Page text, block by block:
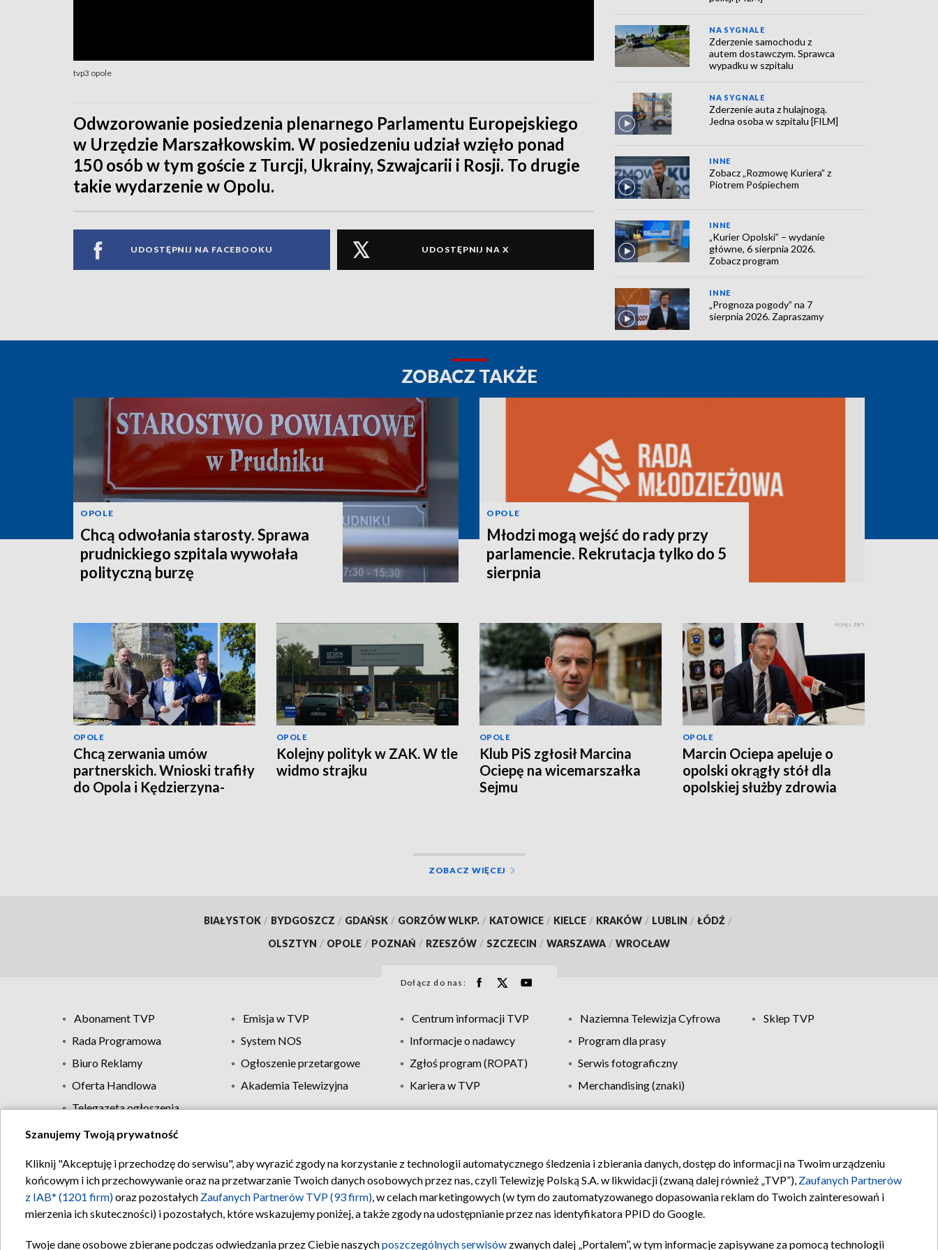
tvp3 opole
Odwzorowanie posiedzenia plenarnego Parlamentu Europejskiego
w Urzędzie Marszałkowskim. W posiedzeniu udział wzięło ponad
150 osób w tym goście z Turcji, Ukrainy, Szwajcarii i Rosji. To drugie
takie wydarzenie w Opolu.
UDOSTĘPNIJ NA FACEBOOKU UDOSTĘPNIJ NA X
NA SYGNALE
Zderzenie samochodu z
autem dostawczym. Sprawca
wypadku w szpitalu
NA SYGNALE
Zderzenie auta z hulajnogą.
Jedna osoba w szpitalu [FILM]
INNE
Zobacz „Rozmowę Kuriera” z
Piotrem Pośpiechem
INNE
„Kurier Opolski” – wydanie
główne, 6 sierpnia 2026.
Zobacz program
INNE
„Prognoza pogody” na 7
sierpnia 2026. Zapraszamy
ZOBACZ TAKŻE
OPOLE
Chcą odwołania starosty. Sprawa
prudnickiego szpitala wywołała
polityczną burzę
OPOLE
Młodzi mogą wejść do rady przy
parlamencie. Rekrutacja tylko do 5
sierpnia
OPOLE
Chcą zerwania umów
partnerskich. Wnioski trafiły
do Opola i Kędzierzyna-
OPOLE
Kolejny polityk w ZAK. W tle
widmo strajku
OPOLE
Klub PiS zgłosił Marcina
Ociepę na wicemarszałka
Sejmu
OPOLE
Marcin Ociepa apeluje o
opolski okrągły stół dla
opolskiej służby zdrowia
ZOBACZ WIĘCEJ
BIAŁYSTOK / BYDGOSZCZ / GDAŃSK / GORZÓW WLKP. / KATOWICE / KIELCE / KRAKÓW / LUBLIN / ŁÓDŹ /
OLSZTYN / OPOLE / POZNAŃ / RZESZÓW / SZCZECIN / WARSZAWA / WROCŁAW
Dołącz do nas:
Abonament TVP Emisja w TVP Centrum informacji TVP Naziemna Telewizja Cyfrowa
Sklep TVP
Rada Programowa
System NOS Informacje o nadawcy
Program dla prasy
Biuro Reklamy
Ogłoszenie przetargowe Zgłoś program (ROPAT)
Serwis fotograficzny
Oferta Handlowa
Akademia Telewizyjna Kariera w TVP
Merchandising (znaki)
Telegazeta ogłoszenia
Regulamin TVP Polityka prywatności Moje zgody Pomoc Biuro reklamy Kontakt
Szanujemy Twoją prywatność
Kliknij "Akceptuję i przechodzę do serwisu", aby wyrazić zgody na korzystanie z technologii automatycznego śledzenia i zbierania danych, dostęp do informacji na Twoim urządzeniu
końcowym i ich przechowywanie oraz na przetwarzanie Twoich danych osobowych przez nas, czyli Telewizję Polską S.A. w likwidacji (zwaną dalej również „TVP”), Zaufanych Partnerów
z IAB* (1201 firm)oraz pozostałych Zaufanych Partnerów TVP (93 firm), w celach marketingowych (w tym do zautomatyzowanego dopasowania reklam do Twoich zainteresowań i
mierzenia ich skuteczności) i pozostałych, które wskazujemy poniżej, a także zgody na udostępnianie przez nas identyfikatora PPID do Google.
Twoje dane osobowe zbierane podczas odwiedzania przez Ciebie naszychposzczególnych serwisów zwanych dalej „Portalem”, w tym informacje zapisywane za pomocą technologii